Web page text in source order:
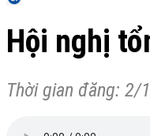
Hội nghị
Thời gian đăng: